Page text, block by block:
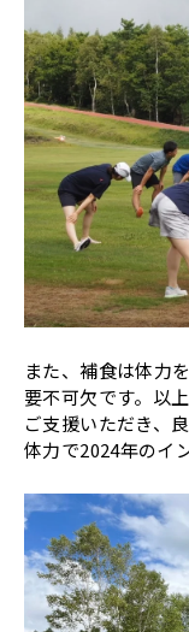
また、補食は体力
要不可欠です。以
ご支援いただき、
体力で2024年のイ